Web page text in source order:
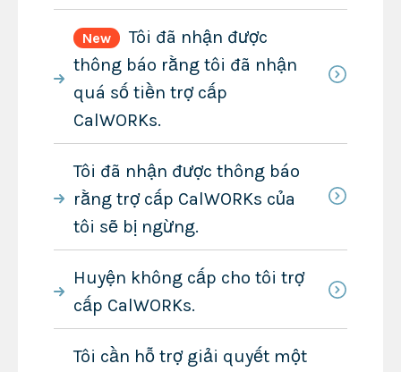
New
Tôi đã nhận được
thông báo rằng tôi đã nhận
quá số tiền trợ cấp
CalWORKs.
Tôi đã nhận được thông báo
rằng trợ cấp CalWORKs của
tôi sẽ bị ngừng.
Huyện không cấp cho tôi trợ
cấp CalWORKs.
Tôi cần hỗ trợ giải quyết một